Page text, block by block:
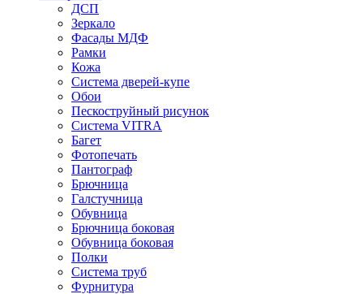
ДСП
Зеркало
Фасады МДФ
Рамки
Кожа
Система дверей-купе
Обои
Пескоструйный рисунок
Система VITRA
Багет
Фотопечать
Пантограф
Брючница
Галстучница
Обувница
Брючница боковая
Обувница боковая
Полки
Система труб
Фурнитура